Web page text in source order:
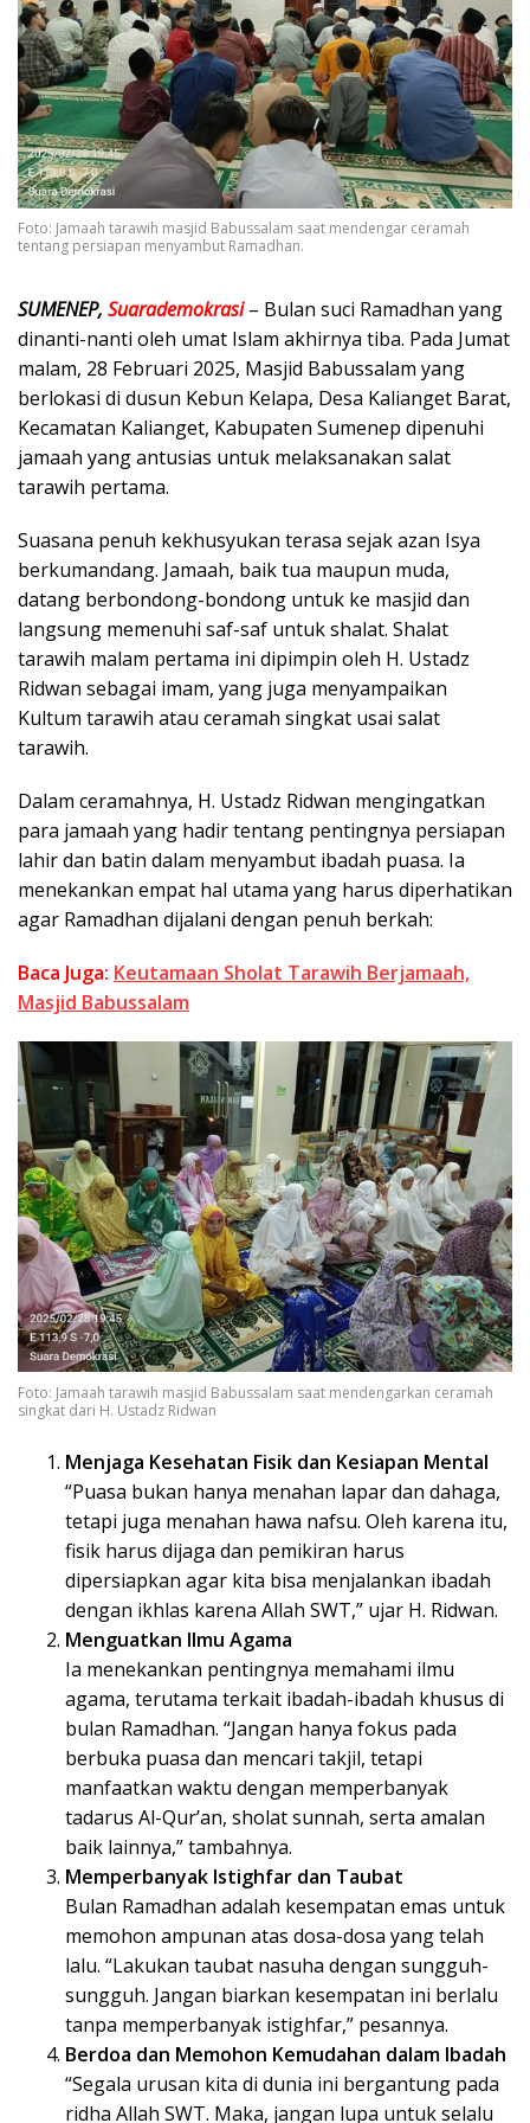
Foto: Jamaah tarawih masjid Babussalam saat mendengar ceramah
tentang persiapan menyambut Ramadhan.
SUMENEP, Suarademokrasi– Bulan suci Ramadhan yang
dinanti-nanti oleh umat Islam akhirnya tiba. Pada Jumat
malam, 28 Februari 2025, Masjid Babussalam yang
berlokasi di dusun Kebun Kelapa, Desa Kalianget Barat,
Kecamatan Kalianget, Kabupaten Sumenep dipenuhi
jamaah yang antusias untuk melaksanakan salat
tarawih pertama.
Suasana penuh kekhusyukan terasa sejak azan Isya
berkumandang. Jamaah, baik tua maupun muda,
datang berbondong-bondong untuk ke masjid dan
langsung memenuhi saf-saf untuk shalat. Shalat
tarawih malam pertama ini dipimpin oleh H. Ustadz
Ridwan sebagai imam, yang juga menyampaikan
Kultum tarawih atau ceramah singkat usai salat
tarawih.
Dalam ceramahnya, H. Ustadz Ridwan mengingatkan
para jamaah yang hadir tentang pentingnya persiapan
lahir dan batin dalam menyambut ibadah puasa. Ia
menekankan empat hal utama yang harus diperhatikan
agar Ramadhan dijalani dengan penuh berkah:
Baca Juga: Keutamaan Sholat Tarawih Berjamaah,
Masjid Babussalam
Foto: Jamaah tarawih masjid Babussalam saat mendengarkan ceramah
singkat dari H. Ustadz Ridwan
Menjaga Kesehatan Fisik dan Kesiapan Mental
“Puasa bukan hanya menahan lapar dan dahaga,
tetapi juga menahan hawa nafsu. Oleh karena itu,
fisik harus dijaga dan pemikiran harus
dipersiapkan agar kita bisa menjalankan ibadah
dengan ikhlas karena Allah SWT,” ujar H. Ridwan.
Menguatkan Ilmu Agama
Ia menekankan pentingnya memahami ilmu
agama, terutama terkait ibadah-ibadah khusus di
bulan Ramadhan. “Jangan hanya fokus pada
berbuka puasa dan mencari takjil, tetapi
manfaatkan waktu dengan memperbanyak
tadarus Al-Qur’an, sholat sunnah, serta amalan
baik lainnya,” tambahnya.
Memperbanyak Istighfar dan Taubat
Bulan Ramadhan adalah kesempatan emas untuk
memohon ampunan atas dosa-dosa yang telah
lalu. “Lakukan taubat nasuha dengan sungguh-
sungguh. Jangan biarkan kesempatan ini berlalu
tanpa memperbanyak istighfar,” pesannya.
Berdoa dan Memohon Kemudahan dalam Ibadah
“Segala urusan kita di dunia ini bergantung pada
ridha Allah SWT. Maka, jangan lupa untuk selalu